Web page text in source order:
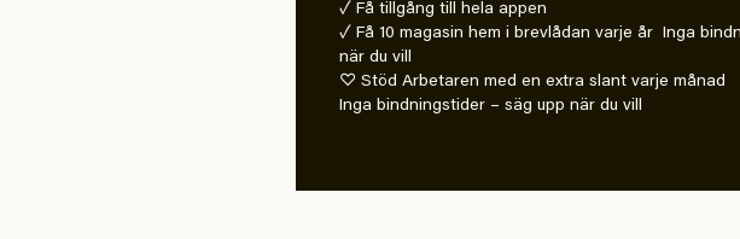
✓ Få tillgång till hela appen
✓ Få 10 magasin hem i brevlådan varje år Inga
när du vill
♡ Stöd Arbetaren med en extra slant varje månad
Inga bindningstider – säg upp när du vill